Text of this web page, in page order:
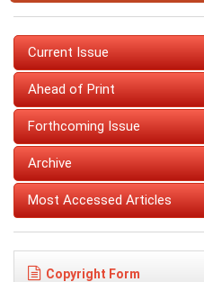
Current Issue
Ahead of Print
Forthcoming Issue
Archive
Most Accessed Articles
Copyright Form